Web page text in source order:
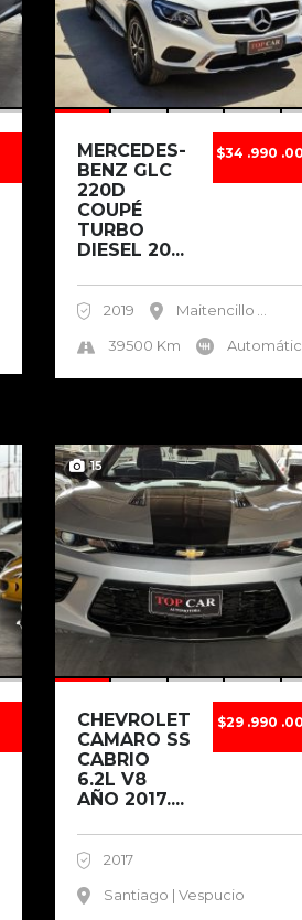
$34 .990
MERCEDES-
BENZ GLC
220D
COUPÉ
TURBO
DIESEL 20...
2019 Maitencillo
39500 Km
15
$29 .990
CHEVROLET
CAMARO SS
CABRIO
6.2L V8
AÑO 2017....
2017
Santiago | Vespucio